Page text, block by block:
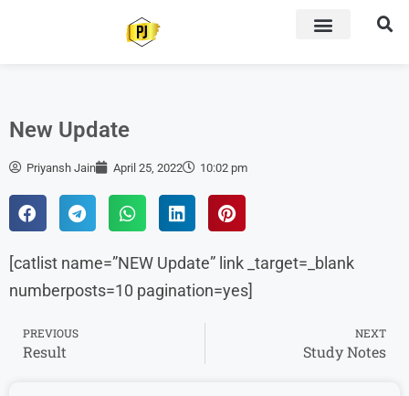
New Update
Priyansh Jain April 25, 2022 10:02 pm
[catlist name=”NEW Update” link _target=_blank
numberposts=10 pagination=yes]
PREVIOUS
Result
NEXT
Study Notes